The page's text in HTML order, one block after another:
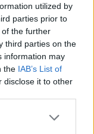
utilized by
parties prior to
the further
third parties on the
information may
the IAB’s List of
disclose it to other